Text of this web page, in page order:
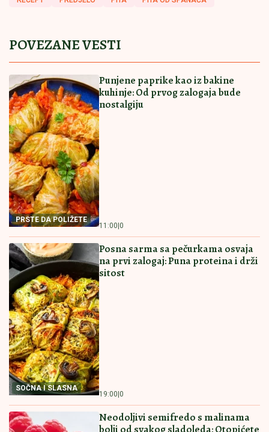
Brnabić odbrusila Milivojeviću:
održati Severina
Godinama je krio od javnosti! Sarapa o
ovome nije govorio, a onda se saznala
istina
Veliki požar nadomak Beograda! Gori kod Petrovčića,
vatra se vidi iz više pravaca, nebo se usijalo!
PREPORUCUJEMO I OVE RECEPTE